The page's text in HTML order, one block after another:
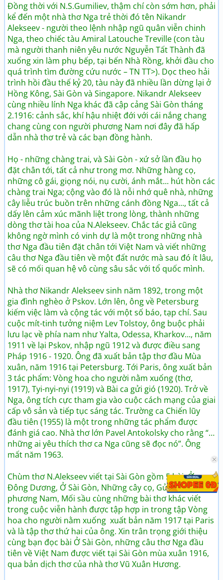
Đồng thời với N.S.Gumiliev, thậm chí còn sớm hơn, phải
kể đến một nhà thơ Nga trẻ thời đó tên Nikandr
Alekseev - người theo lệnh nhập ngũ quân viễn chinh
Nga, theo chiếc tàu Amiral Latouche Treville (con tàu
mà người thanh niên yêu nước Nguyễn Tất Thành đã
xuống xin làm phụ bếp, tại bến Nhà Rồng, khởi đầu cho
quá trình tìm đường cứu nước – TN TT>). Dọc theo hải
trình hồi đầu thế kỷ 20, tàu này đã nhiều lần dừng lại ở
Hồng Kông, Sài Gòn và Singapore. Nikandr Alekseev
cùng nhiều lính Nga khác đã cập cảng Sài Gòn tháng
2.1916: cảnh sắc, khí hậu nhiệt đới với cái nắng chang
chang cùng con người phương Nam nơi đây đã hấp
dẫn nhà thơ trẻ và các bạn đồng hành.
Họ - những chàng trai, và Sài Gòn - xứ sở lần đầu họ
đặt chân tới, tất cả như trong mơ. Những hàng cọ,
những cô gái, giọng nói, nụ cười, ánh mắt... hút hồn các
chàng trai Nga; cộng vào đó là nỗi nhớ quê nhà, những
cây liễu trúc buồn trên những cánh đồng Nga..., tất cả
dấy lên cảm xúc mãnh liệt trong lòng, thành những
dòng thơ tài hoa của N.Alekseev. Chắc tác giả cũng
không ngờ mình có vinh dự là một trong những nhà
thơ Nga đầu tiên đặt chân tới Việt Nam và viết những
câu thơ Nga đầu tiên về một đất nước mà sau đó ít lâu,
sẽ có mối quan hệ vô cùng sâu sắc với tổ quốc mình.
Nhà thơ Nikandr Alekseev sinh năm 1892, trong một
gia đình nghèo ở Pskov. Lớn lên, ông về Petersburg
kiếm việc làm và cộng tác với một số báo, tạp chí. Sau
cuộc mít-tinh tưởng niệm Lev Tolstoy, ông buộc phải
lưu lạc về phía nam như Yalta, Odessa, Kharkov..., năm
1911 về lại Pskov, nhập ngũ 1912 và được điều sang
Pháp 1916 - 1920. Ông đã xuất bản tập thơ đầu Mùa
xuân, năm 1916 tại Petersburg. Tới Paris, ông xuất bản
3 tác phẩm: Vòng hoa cho người nằm xuống (thơ,
1917), Tyi-nyi-nyi (1919) và Bài ca gửi gió (1920). Trở về
Nga, ông tích cực tham gia vào cuộc cách mạng của giai
cấp vô sản và tiếp tục sáng tác. Trường ca Chiến lũy
đầu tiên (1955) là một trong những tác phẩm được
đánh giá cao. Nhà thơ lớn Pavel Antokolsky cho rằng “…
những ai yêu thích thơ ca Nga cũng sẽ đọc nó”. Ông
mất năm 1963.
Chùm thơ N.Alekseev viết tại Sài Gòn gồm 5 bài: Ở
Đông Dương, Ở Sài Gòn, Những cây cọ, Gửi cô gái
phương Nam, Mối sầu cùng những bài thơ khác viết
trong cuộc viễn hành được tập hợp in trong tập Vòng
hoa cho người nằm xuống xuất bản năm 1917 tại Paris
và là tập thơ thứ hai của ông. Xin trân trọng giới thiệu
cùng bạn đọc bài Ở Sài Gòn, những câu thơ Nga đầu
tiên về Việt Nam được viết tại Sài Gòn mùa xuân 1916,
qua bản dịch thơ của nhà thơ Vũ Xuân Hương.